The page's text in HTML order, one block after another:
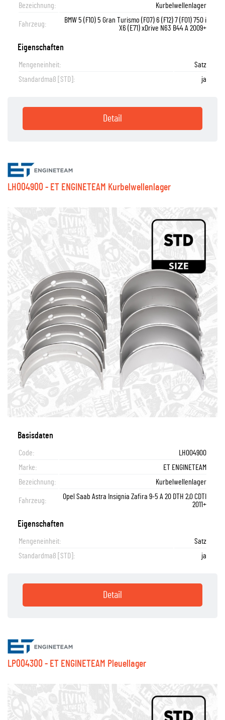
Bezeichnung:
Kurbelwellenlager
Fahrzeug:
BMW 5 (F10) 5 Gran Turismo (F07) 6 (F12) 7 (F01) 750 i
X6 (E71) xDrive N63 B44 A 2009+
Eigenschaften
Mengeneinheit:
Satz
Standardmaß [STD]:
ja
Detail
LH004900 - ET ENGINETEAM Kurbelwellenlager
Basisdaten
Code:
LH004900
Marke:
ET ENGINETEAM
Bezeichnung:
Kurbelwellenlager
Fahrzeug:
Opel Saab Astra Insignia Zafira 9-5 A 20 DTH 2,0 CDTI
2011+
Eigenschaften
Mengeneinheit:
Satz
Standardmaß [STD]:
ja
Detail
LP004300 - ET ENGINETEAM Pleuellager